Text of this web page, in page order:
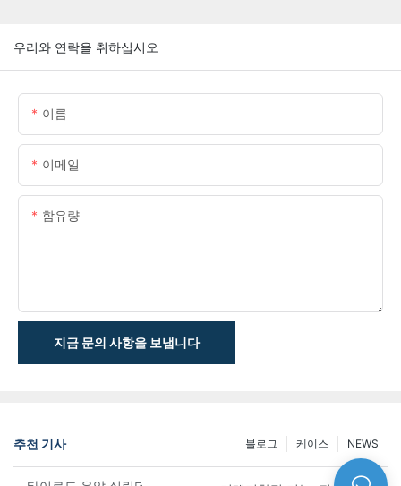
우리와 연락을 취하십시오
이름
이메일
함유량
지금 문의 사항을 보냅니다
추천 기사 NEWS
케이스
블로그